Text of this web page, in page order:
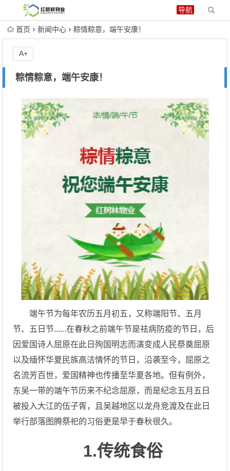
首页 新闻中心 粽情粽意，端午安康！
粽情粽意，端午安康！
A+
端午节为每年农历五月初五，又称端阳节、五月
节、五日节......在春秋之前端午节是祛病防疫的节日，后
因爱国诗人屈原在此日殉国明志而演变成人民祭奠屈原
以及缅怀华夏民族高洁情怀的节日，沿袭至今，屈原之
名流芳百世，爱国精神也传播至华夏各地。但有例外，
东吴一带的端午节历来不纪念屈原，而是纪念五月五日
被投入大江的伍子胥，且吴越地区以龙舟竞渡及在此日
举行部落图腾祭祀的习俗更是早于春秋很久。
1.传统食俗